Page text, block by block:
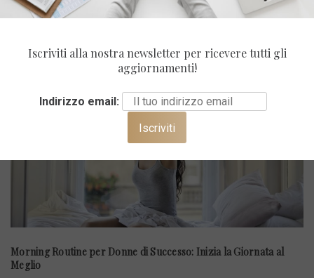
ULTIMI POST
Morning Routine per Donne di Successo: Inizia la Giornata al
Meglio
Iscriviti alla nostra newsletter per ricevere tutti gli
aggiornamenti!
Indirizzo email: